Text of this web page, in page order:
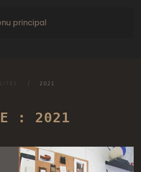
principal
2021
: 2021